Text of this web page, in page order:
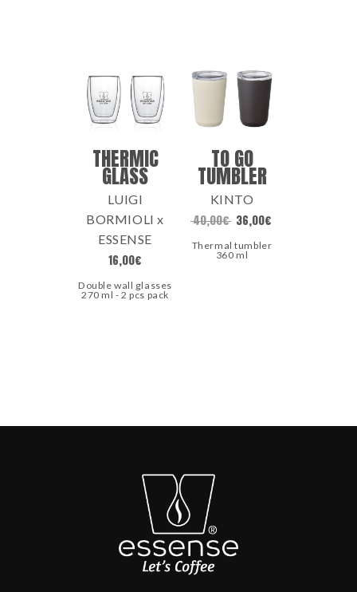
THERMIC
GLASS
LUIGI
BORMIOLI x
ESSENSE
16,00€
Double wall glasses
270 ml - 2 pcs pack
TO GO
TUMBLER
KINTO
40,00€ 36,00€
Thermal tumbler
360 ml